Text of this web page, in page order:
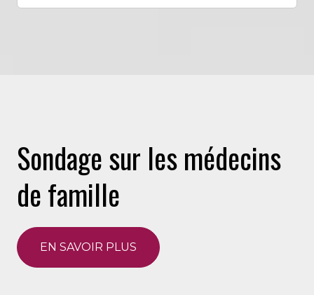
Sondage sur les médecins
de famille
EN SAVOIR PLUS